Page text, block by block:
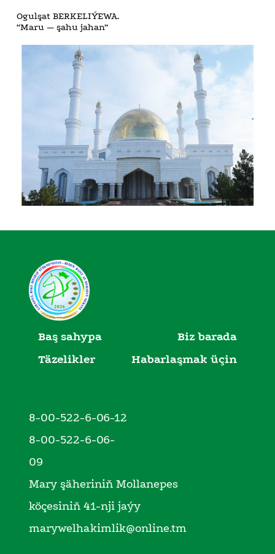
Ogulşat BERKELIÝEWA.
“Maru — şahu jahan”
Baş sahypa
Biz barada
Täzelikler
Habarlaşmak üçin
8-00-522-6-06-12
8-00-522-6-06-
09
Mary şäheriniň Mollanepes
köçesiniň 41-nji jaýy
marywelhakimlik@online.tm